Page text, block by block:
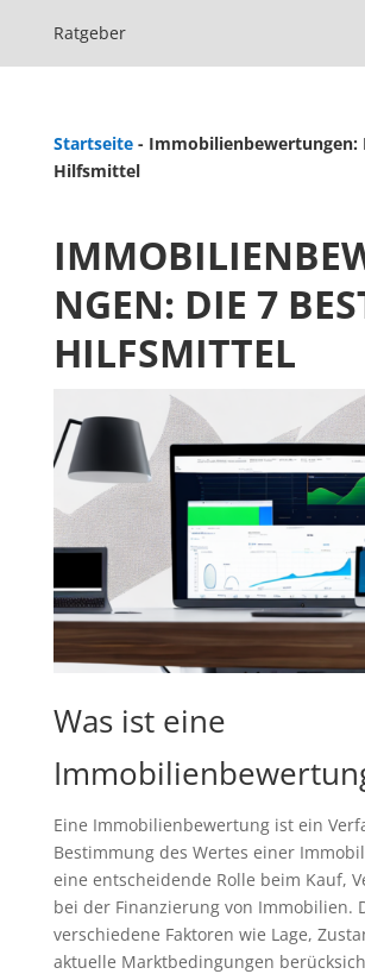
Ratgeber
Startseite- Immobilienbewertungen:
Hilfsmittel
NGEN: DIE 7
HILFSMITTEL
Was ist eine
Eine Immobilienbewertung ist ein
Bestimmung des Wertes einer
eine entscheidende Rolle beim Kauf,
bei der Finanzierung von Immobilien.
verschiedene Faktoren wie Lage,
aktuelle Marktbedingungen